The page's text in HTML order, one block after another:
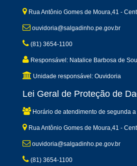
Rua Antônio Gomes de Moura,41 -
ouvidoria@salgadinho.pe.gov.br
(81) 3654-1100
Responsável: Natalice Barbosa de
Unidade responsável: Ouvidoria
Lei Geral de Proteção de
Horário de atendimento de segunda a
Rua Antônio Gomes de Moura,41 -
ouvidoria@salgadinho.pe.gov.br
(81) 3654-1100